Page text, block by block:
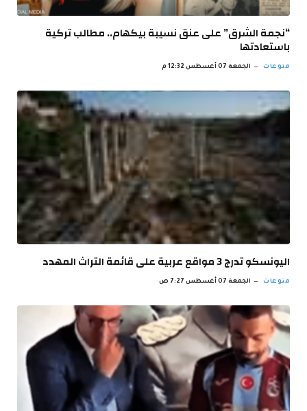
“نجمة الشرق” على عنق نسيبة بيكهام.. مطالب تركية
باستعادتها
منوعات الجمعة 07 أغسطس 12:32 م
اليونسكو تدرج 3 مواقع عربية على قائمة التراث المهدد
منوعات الجمعة 07 أغسطس 7:27 ص